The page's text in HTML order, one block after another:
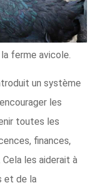
ferme avicole.
un système
les
toutes les
finances,
les aiderait à
et de la